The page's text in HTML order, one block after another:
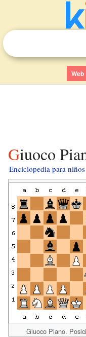
Web
Giuoco
Enciclopedia para niños
Giuoco Piano.